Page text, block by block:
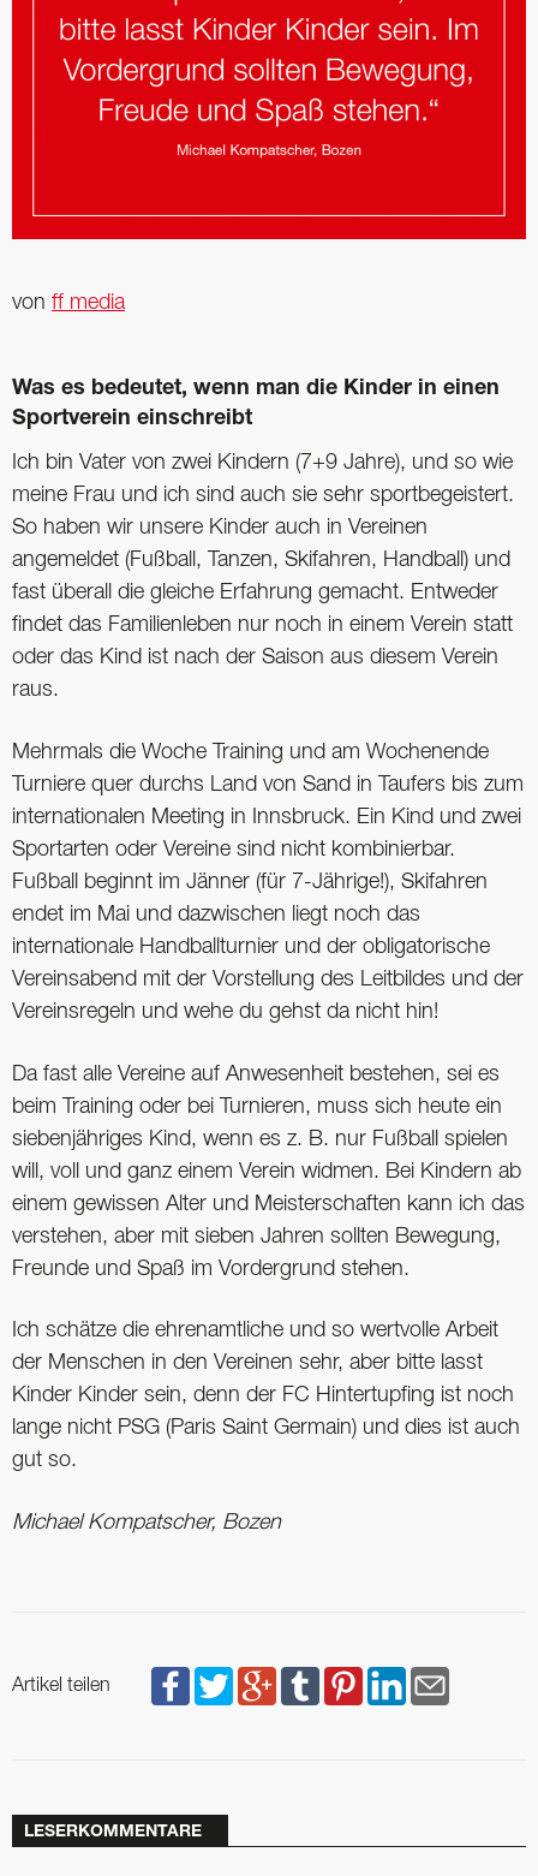
von ff media
Was es bedeutet, wenn man die Kinder in einen
Sportverein einschreibt
Ich bin Vater von zwei Kindern (7+9 Jahre), und so wie
meine Frau und ich sind auch sie sehr sportbegeistert.
So haben wir unsere Kinder auch in Vereinen
angemeldet (Fußball, Tanzen, Skifahren, Handball) und
fast überall die gleiche Erfahrung gemacht. Entweder
findet das Familienleben nur noch in einem Verein statt
oder das Kind ist nach der Saison aus diesem Verein
raus.
Mehrmals die Woche Training und am Wochenende
Turniere quer durchs Land von Sand in Taufers bis zum
internationalen Meeting in Innsbruck. Ein Kind und zwei
Sportarten oder Vereine sind nicht kombinierbar.
Fußball beginnt im Jänner (für 7-Jährige!), Skifahren
endet im Mai und dazwischen liegt noch das
internationale Handballturnier und der obligatorische
Vereins­abend mit der Vorstellung des Leitbildes und der
Vereinsregeln und wehe du gehst da nicht hin!
Da fast alle Vereine auf Anwesenheit bestehen, sei es
beim Training oder bei Turnieren, muss sich heute ein
siebenjähriges Kind, wenn es z. B. nur Fußball spielen
will, voll und ganz einem Verein widmen. Bei Kindern ab
einem gewissen Alter und Meisterschaften kann ich das
verstehen, aber mit sieben Jahren sollten Bewegung,
Freunde und Spaß im Vordergrund stehen.
Ich schätze die ehrenamtliche und so wertvolle Arbeit
der Menschen in den Vereinen sehr, aber bitte lasst
Kinder Kinder sein, denn der FC Hintertupfing ist noch
lange nicht PSG (Paris Saint Germain) und dies ist auch
gut so.
Michael Kompatscher, Bozen
Artikel teilen
LESERKOMMENTARE